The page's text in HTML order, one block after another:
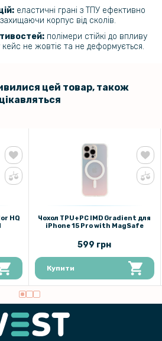
еластичні грані з ТПУ ефективно
корпус від сколів.
полімери стійкі до впливу
кейс не жовтіє та не деформується.
цей товар, також
цікавляться
HQ
Чохол TPU+PC IMD Gradient для
iPhone 15 Pro with MagSafe
599 грн
Купити